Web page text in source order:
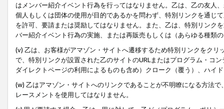
はメンバー紹介イベント行為を行ってはなりません。乙は、乙の友人
個人もしくは団体の使用が目的であるかを問わず、特別リンクを通じ
を許可、要請または奨励してはなりません。また、乙は、特別リンク
バー紹介イベント行為の実施、または再販売もしくは（あらゆる種類
(v) 乙は、お客様がアマゾン・サイトへ遷移するため特別リンクをク
で、特別リンクが設置された乙のサイトのURLまたはプログラム・コ
ダイレクトページの利用によるものも含め）クローク（覆う）、ハイ
(w) 乙はアマゾン・サイトへのリンクであることが不明瞭になる方法
レースメントを使用してはなりません。